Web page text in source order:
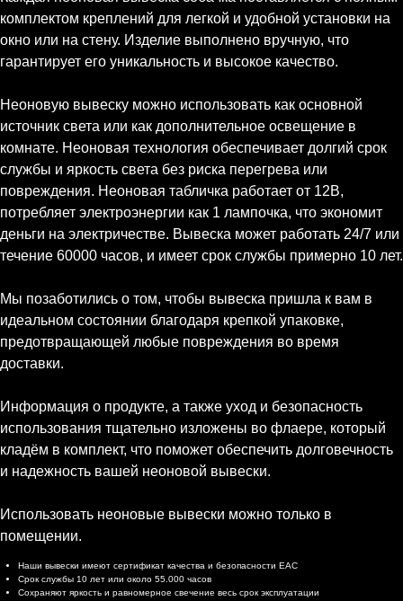
комплектом креплений для легкой и удобной установки на
окно или на стену. Изделие выполнено вручную, что
гарантирует его уникальность и высокое качество.
Неоновую вывеску можно использовать как основной
источник света или как дополнительное освещение в
комнате. Неоновая технология обеспечивает долгий срок
службы и яркость света без риска перегрева или
повреждения. Неоновая табличка работает от 12В,
потребляет электроэнергии как 1 лампочка, что экономит
деньги на электричестве. Вывеска может работать 24/7 или
течение 60000 часов, и имеет срок службы примерно 10 лет.
Мы позаботились о том, чтобы вывеска пришла к вам в
идеальном состоянии благодаря крепкой упаковке,
предотвращающей любые повреждения во время
доставки.
Информация о продукте, а также уход и безопасность
использования тщательно изложены во флаере, который
кладём в комплект, что поможет обеспечить долговечность
и надежность вашей неоновой вывески.
Использовать неоновые вывески можно только в
помещении.
Наши вывески имеют сертификат качества и безопасности EAC
Срок службы 10 лет или около 55.000 часов
Сохраняют яркость и равномерное свечение весь срок эксплуатации